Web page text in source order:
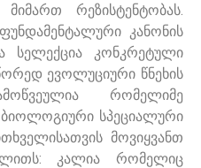
მიმართ რეზისტენტობას.
კანონის
სელექცია კონკრეტული
ევოლუციური წნეხის
რომელიმე
სპეციალური
მოვიყვანთ
კალია რომელიც